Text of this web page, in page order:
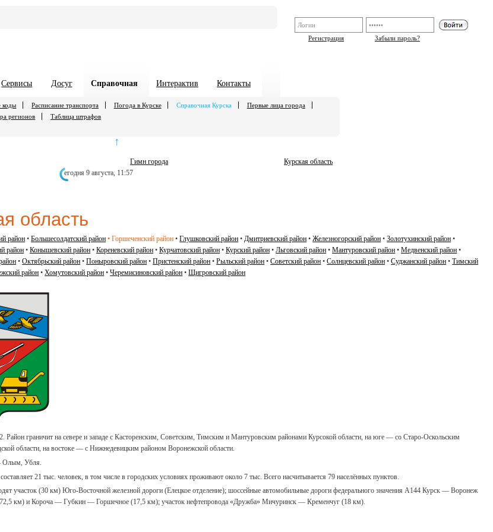
Регистрация
Забыли пароль?
Сервисы Досуг Справочная Интерактив Контакты
коды Расписание транспорта Погода в Курске Справочная Курска
Первые лица города
регионов Таблица штрафов
↑
Гимн города
Курская область
егодня 9 августа, 11:57
область
район •Большесолдатский район • Горшеченский район •Глушковский район •Дмитриевский район •Железногорский район •Золотухинский район •
район •Конышевский район •Кореневский район •Курчатовский район •Курский район •Льговский район •Мантуровский район •Медвенский район •
•Октябрьский район •Поныровский район •Пристенский район •Рыльский район •Советский район •Солнцевский район •Суджанский район •Тимский
район •Хомутовский район •Черемисиновский район •Щигровский район
Район граничит на севере и западе с Касторенским, Советским, Тимским и Мантуровским районами Курсокой области, на юге — со Старо-Оскольским
области, на востоке — с Нижнедевицким районом Воронежской области.
Олым, Убля.
21 тыс. человек, в том числе в городских условиях проживают около 7 тыс. Всего насчитывается 79 населённых пунктов.
участок (30 км) Юго-Восточной железной дороги (Елецкое отделение); шоссейные автомобильные дороги федерального значения А144 Курск — Воронеж
км) и Короча — Губкин — Горшечное (17,5 км); участок нефтепровода «Дружба» Мичуринск — Кременчуг (18 км).